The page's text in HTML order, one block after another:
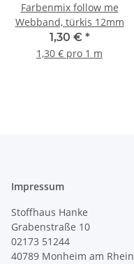
Farbenmix follow me
Webband, türkis 12mm
1,30 € *
1,30 € pro 1 m
Impressum
Stoffhaus Hanke
Grabenstraße 10
02173 51244
40789 Monheim am Rhein